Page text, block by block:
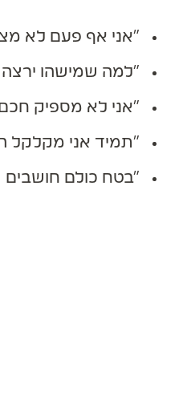
"אני אף פעם לא
"למה שמישהו ירצה
"אני לא מספיק חכם/
"תמיד אני מקלקל
"בטח כולם חושבים